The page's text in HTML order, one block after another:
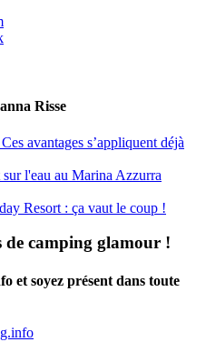
Risse
avantages s’appliquent déjà
sur l'eau au Marina Azzurra
Resort : ça vaut le coup !
de camping glamour !
et soyez présent dans toute